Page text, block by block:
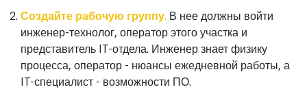
Создайте рабочую группу. В нее должны войти
инженер-технолог, оператор этого участка и
представитель IT-отдела. Инженер знает физику
процесса, оператор - нюансы ежедневной работы, а
IT-специалист - возможности ПО.